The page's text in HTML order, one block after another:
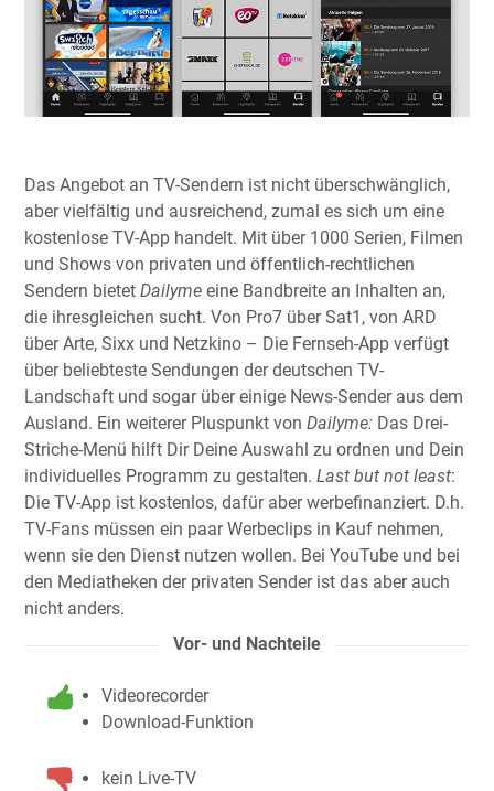
Das Angebot an TV-Sendern ist nicht überschwänglich,
aber vielfältig und ausreichend, zumal es sich um eine
kostenlose TV-App handelt. Mit über 1000 Serien, Filmen
und Shows von privaten und öffentlich-rechtlichen
Sendern bietet Dailyme eine Bandbreite an Inhalten an,
die ihresgleichen sucht. Von Pro7 über Sat1, von ARD
über Arte, Sixx und Netzkino – Die Fernseh-App verfügt
über beliebteste Sendungen der deutschen TV-
Landschaft und sogar über einige News-Sender aus dem
Ausland. Ein weiterer Pluspunkt von Dailyme: Das Drei-
Striche-Menü hilft Dir Deine Auswahl zu ordnen und Dein
individuelles Programm zu gestalten. Last but not least:
Die TV-App ist kostenlos, dafür aber werbefinanziert. D.h.
TV-Fans müssen ein paar Werbeclips in Kauf nehmen,
wenn sie den Dienst nutzen wollen. Bei YouTube und bei
den Mediatheken der privaten Sender ist das aber auch
nicht anders.
Vor- und Nachteile
Videorecorder
Download-Funktion
kein Live-TV